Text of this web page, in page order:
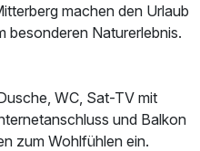
machen den Urlaub
besonderen Naturerlebnis.
WC, Sat-TV mit
und Balkon
zum Wohlfühlen ein.